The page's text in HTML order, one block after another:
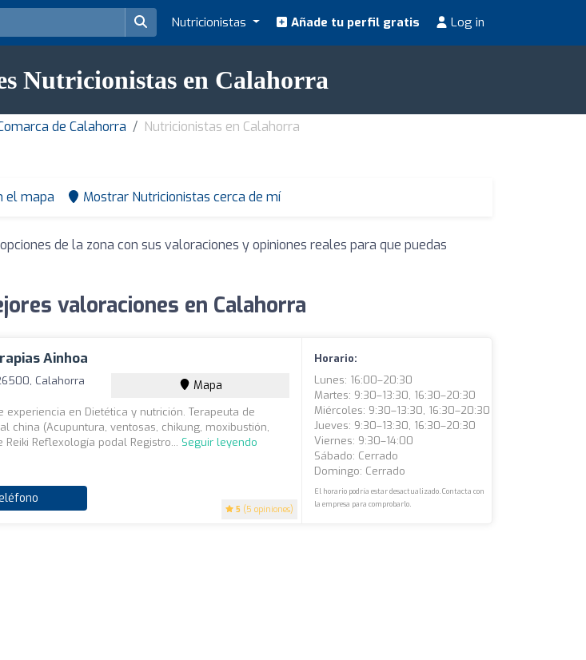
Nutricionistas Añade tu perfil gratis Log in
Nutricionistas en Calahorra
de Calahorra Nutricionistas en Calahorra
el mapa Mostrar Nutricionistas cerca de mí
de la zona con sus valoraciones y opiniones reales para que puedas
valoraciones en Calahorra
Ainhoa
5 (5 opiniones)
Calahorra Mapa
experiencia en Dietética y nutrición. Terapeuta de
china (Acupuntura, ventosas, chikung, moxibustión,
Reflexología podal Registro... Seguir leyendo
Horario:
Lunes: 16:00–20:30
Martes: 9:30–13:30, 16:30–20:30
Miércoles: 9:30–13:30, 16:30–20:30
Jueves: 9:30–13:30, 16:30–20:30
Viernes: 9:30–14:00
Sábado: Cerrado
Domingo: Cerrado
El horario podría estar desactualizado. Contacta con
la empresa para comprobarlo.